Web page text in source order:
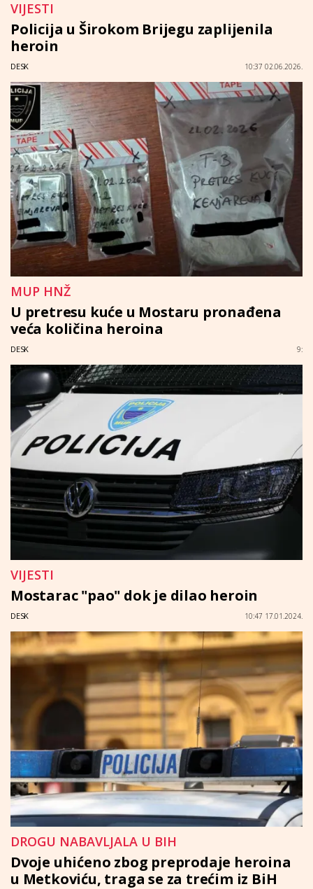
VIJESTI
Policija u Širokom Brijegu zaplijenila
heroin
DESK 10:37 02.06.2026.
MUP HNŽ
U pretresu kuće u Mostaru pronađena
veća količina heroina
DESK 9:
VIJESTI
Mostarac "pao" dok je dilao heroin
DESK 10:47 17.01.2024.
DROGU NABAVLJALA U BIH
Dvoje uhićeno zbog preprodaje heroina
u Metkoviću, traga se za trećim iz BiH